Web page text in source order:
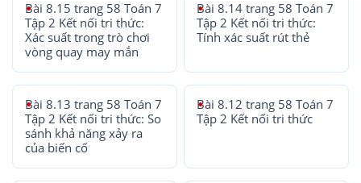
Bài 8.15 trang 58 Toán 7
Tập 2 Kết nối tri thức:
Xác suất trong trò chơi
vòng quay may mắn
Bài 8.14 trang 58 Toán 7
Tập 2 Kết nối tri thức:
Tính xác suất rút thẻ
Bài 8.13 trang 58 Toán 7
Tập 2 Kết nối tri thức: So
sánh khả năng xảy ra
của biến cố
Bài 8.12 trang 58 Toán 7
Tập 2 Kết nối tri thức